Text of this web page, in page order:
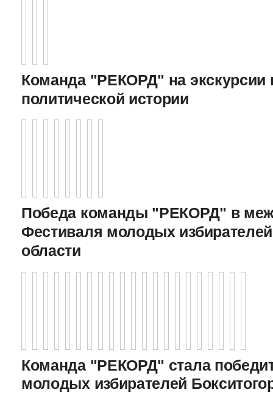
Команда "РЕКОРД" на экскурсии
политической истории
Победа команды "РЕКОРД" в
Фестиваля молодых
области
Команда "РЕКОРД" стала
молодых избирателей